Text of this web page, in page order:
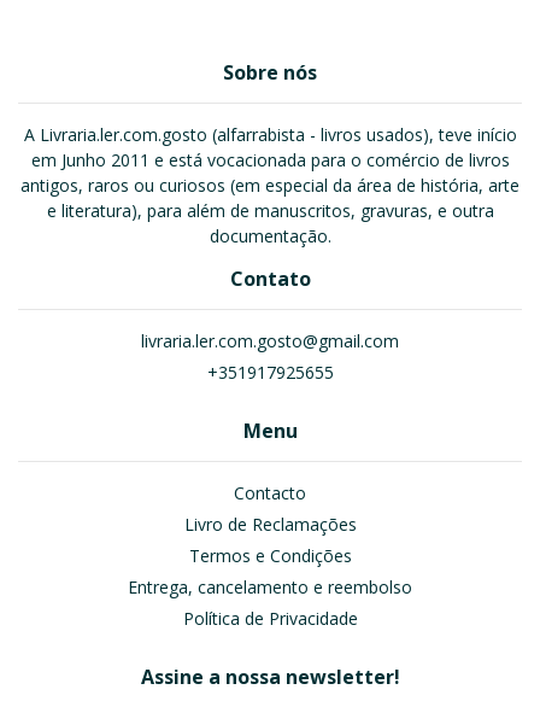
Sobre nós
A Livraria.ler.com.gosto (alfarrabista - livros usados), teve início
em Junho 2011 e está vocacionada para o comércio de livros
antigos, raros ou curiosos (em especial da área de história, arte
e literatura), para além de manuscritos, gravuras, e outra
documentação.
Contato
livraria.ler.com.gosto@gmail.com
+351917925655
Menu
Contacto
Livro de Reclamações
Termos e Condições
Entrega, cancelamento e reembolso
Política de Privacidade
Assine a nossa newsletter!